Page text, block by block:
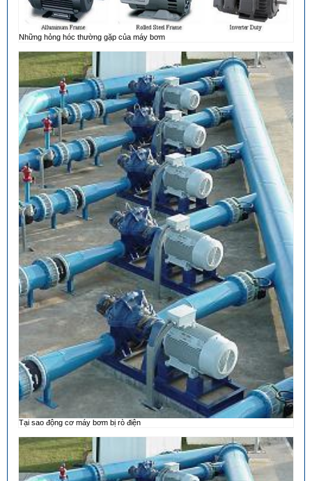
Những hỏng hóc thường gặp của máy bơm
Tại sao động cơ máy bơm bị rò điện